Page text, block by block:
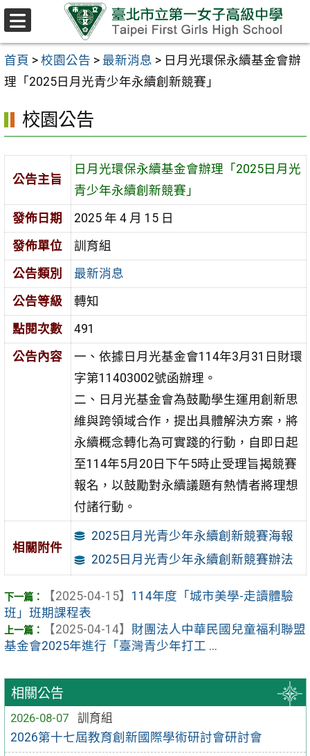
跳至主要內容區
首頁 > 校園公告 > 最新消息 > 日月光環保永續基金會辦
理「2025日月光青少年永續創新競賽」
相關公告
2026-08-07
訓育組
2026第十七屆教育創新國際學術研討會研討會
校園公告
公告主旨
日月光環保永續基金會辦理「2025日月光
青少年永續創新競賽」
發佈日期
2025 年 4 月 15 日
發佈單位
訓育組
公告類別
最新消息
公告等級
轉知
點閱次數
491
公告內容
一、依據日月光基金會114年3月31日財環
字第11403002號函辦理。
二、日月光基金會為鼓勵學生運用創新思
維與跨領域合作，提出具體解決方案，將
永續概念轉化為可實踐的行動，自即日起
至114年5月20日下午5時止受理旨揭競賽
報名，以鼓勵對永續議題有熱情者將理想
付諸行動。
相關附件
2025日月光青少年永續創新競賽海報
2025日月光青少年永續創新競賽辦法
【2025-04-15】 114年度「城市美學-走讀體驗
班」班期課程表
【2025-04-14】 財團法人中華民國兒童福利聯盟
基金會2025年進行「臺灣青少年打工 ...
選
單